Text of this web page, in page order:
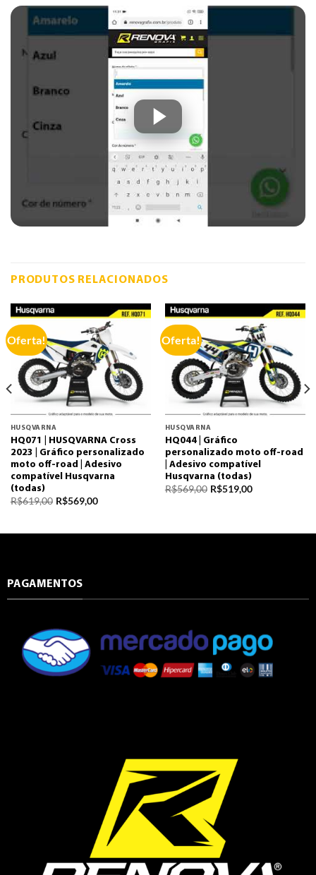
PRODUTOS RELACIONADOS
Oferta!
HUSQVARNA
HQ071 | HUSQVARNA Cross
2023 | Gráfico personalizado
moto off-road | Adesivo
compatível Husqvarna
(todas)
R$619,00 R$569,00
Oferta!
HUSQVARNA
HQ044 | Gráfico
personalizado moto off-road
| Adesivo compatível
Husqvarna (todas)
R$569,00 R$519,00
PAGAMENTOS